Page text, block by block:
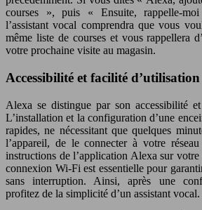
courses », puis « Ensuite, rappelle-
l’assistant vocal comprendra que vous
même liste de courses et vous rappellera
votre prochaine visite au magasin.
Accessibilité et facilité d’utilisation
Alexa se distingue par son accessibilité
L’installation et la configuration d’une
rapides, ne nécessitant que quelques
l’appareil, de le connecter à votre
instructions de l’application Alexa sur
connexion Wi-Fi est essentielle pour
sans interruption. Ainsi, après une
profitez de la simplicité d’un assistant vocal.